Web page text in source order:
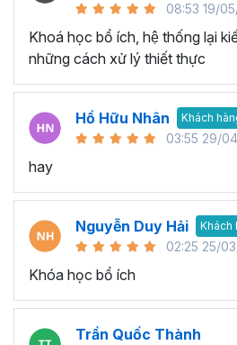
08:53 19/
Khoá học bổ ích, hệ thống lại
những cách xử lý thiết thực
Hồ Hữu Nhân Khách
03:55 29/
hay
Nguyễn Duy Hải Khách
02:25 25/
Khóa học bổ ích
Trần Quốc Thành